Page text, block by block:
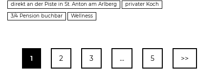
direkt an der Piste in St. Anton am Arlberg
privater Koch
3/4 Pension buchbar
Wellness
1 2 3 … 5 >>